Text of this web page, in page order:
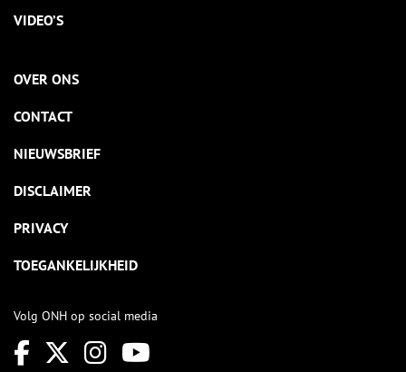
VIDEO’S
OVER ONS
CONTACT
NIEUWSBRIEF
DISCLAIMER
PRIVACY
TOEGANKELIJKHEID
Volg ONH op social media